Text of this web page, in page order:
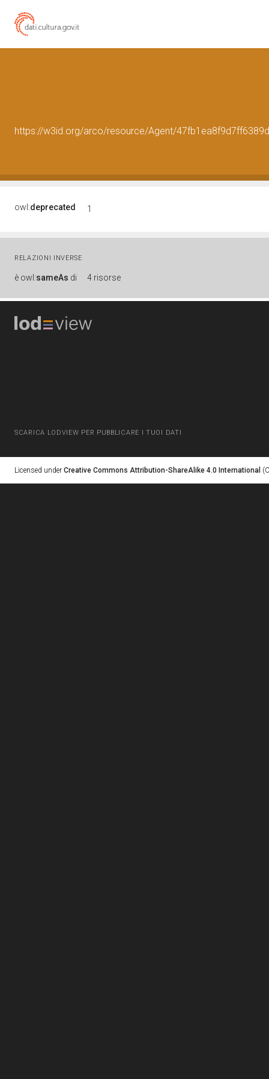
https://w3id.org/arco/resource/Agent/
owl:deprecated 1
RELAZIONI INVERSE
è owl:sameAs di 4 risorse
SCARICA LODVIEW PER PUBBLICARE I TUOI DATI
Licensed under Creative Commons Attribution-ShareAlike 4.0 International